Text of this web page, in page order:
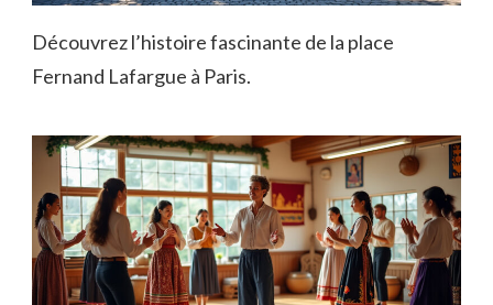
Découvrez l’histoire fascinante de la place
Fernand Lafargue à Paris.